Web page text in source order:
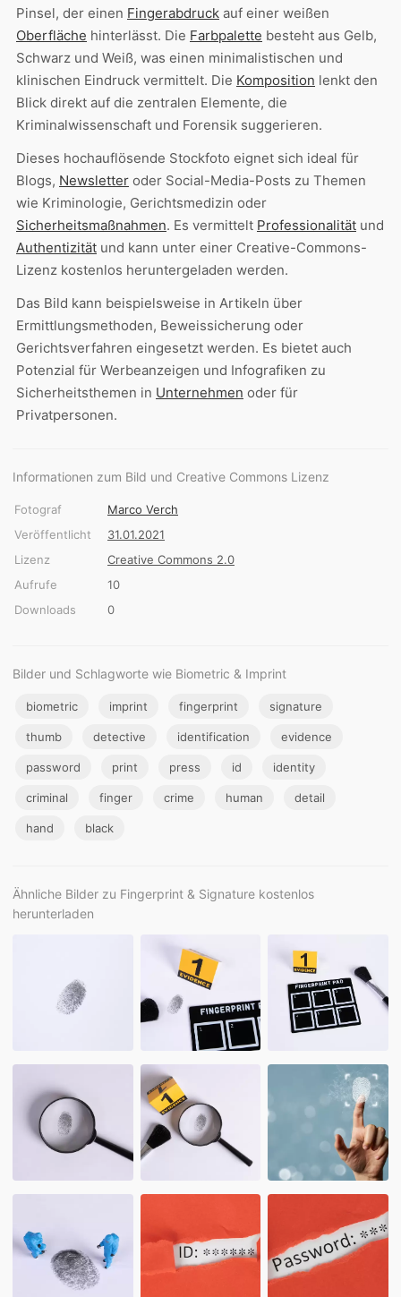
Pinsel, der einen Fingerabdruck auf einer weißen
Oberfläche hinterlässt. Die Farbpalette besteht aus Gelb,
Schwarz und Weiß, was einen minimalistischen und
klinischen Eindruck vermittelt. Die Komposition lenkt den
Blick direkt auf die zentralen Elemente, die
Kriminalwissenschaft und Forensik suggerieren.
Dieses hochauflösende Stockfoto eignet sich ideal für
Blogs, Newsletter oder Social-Media-Posts zu Themen
wie Kriminologie, Gerichtsmedizin oder
Sicherheitsmaßnahmen. Es vermittelt Professionalität und
Authentizität und kann unter einer Creative-Commons-
Lizenz kostenlos heruntergeladen werden.
Das Bild kann beispielsweise in Artikeln über
Ermittlungsmethoden, Beweissicherung oder
Gerichtsverfahren eingesetzt werden. Es bietet auch
Potenzial für Werbeanzeigen und Infografiken zu
Sicherheitsthemen in Unternehmen oder für
Privatpersonen.
Informationen zum Bild und Creative Commons Lizenz
Fotograf
Marco Verch
Veröffentlicht
31.01.2021
Lizenz
Creative Commons 2.0
Aufrufe
10
Downloads
0
Bilder und Schlagworte wie Biometric & Imprint
biometric imprint fingerprint signature
thumb detective identification evidence
password print press id identity
criminal finger crime human detail
hand black
Ähnliche Bilder zu Fingerprint & Signature kostenlos
herunterladen